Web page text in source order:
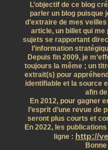
L’objectif de ce blog
parler un blog puisque
d’extraire de mes
article, un billet qui
sujets se rapportant
l’information
Depuis fin 2009, je
toujours la même ; un
extrait(s) pour
identifiable et la source
afin
En 2012, pour gagner
l’esprit d’une revue
seront plus courts et
En 2022, les
ligne : http://